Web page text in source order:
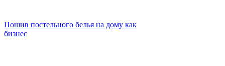
Пошив постельного белья на дому как
бизнес